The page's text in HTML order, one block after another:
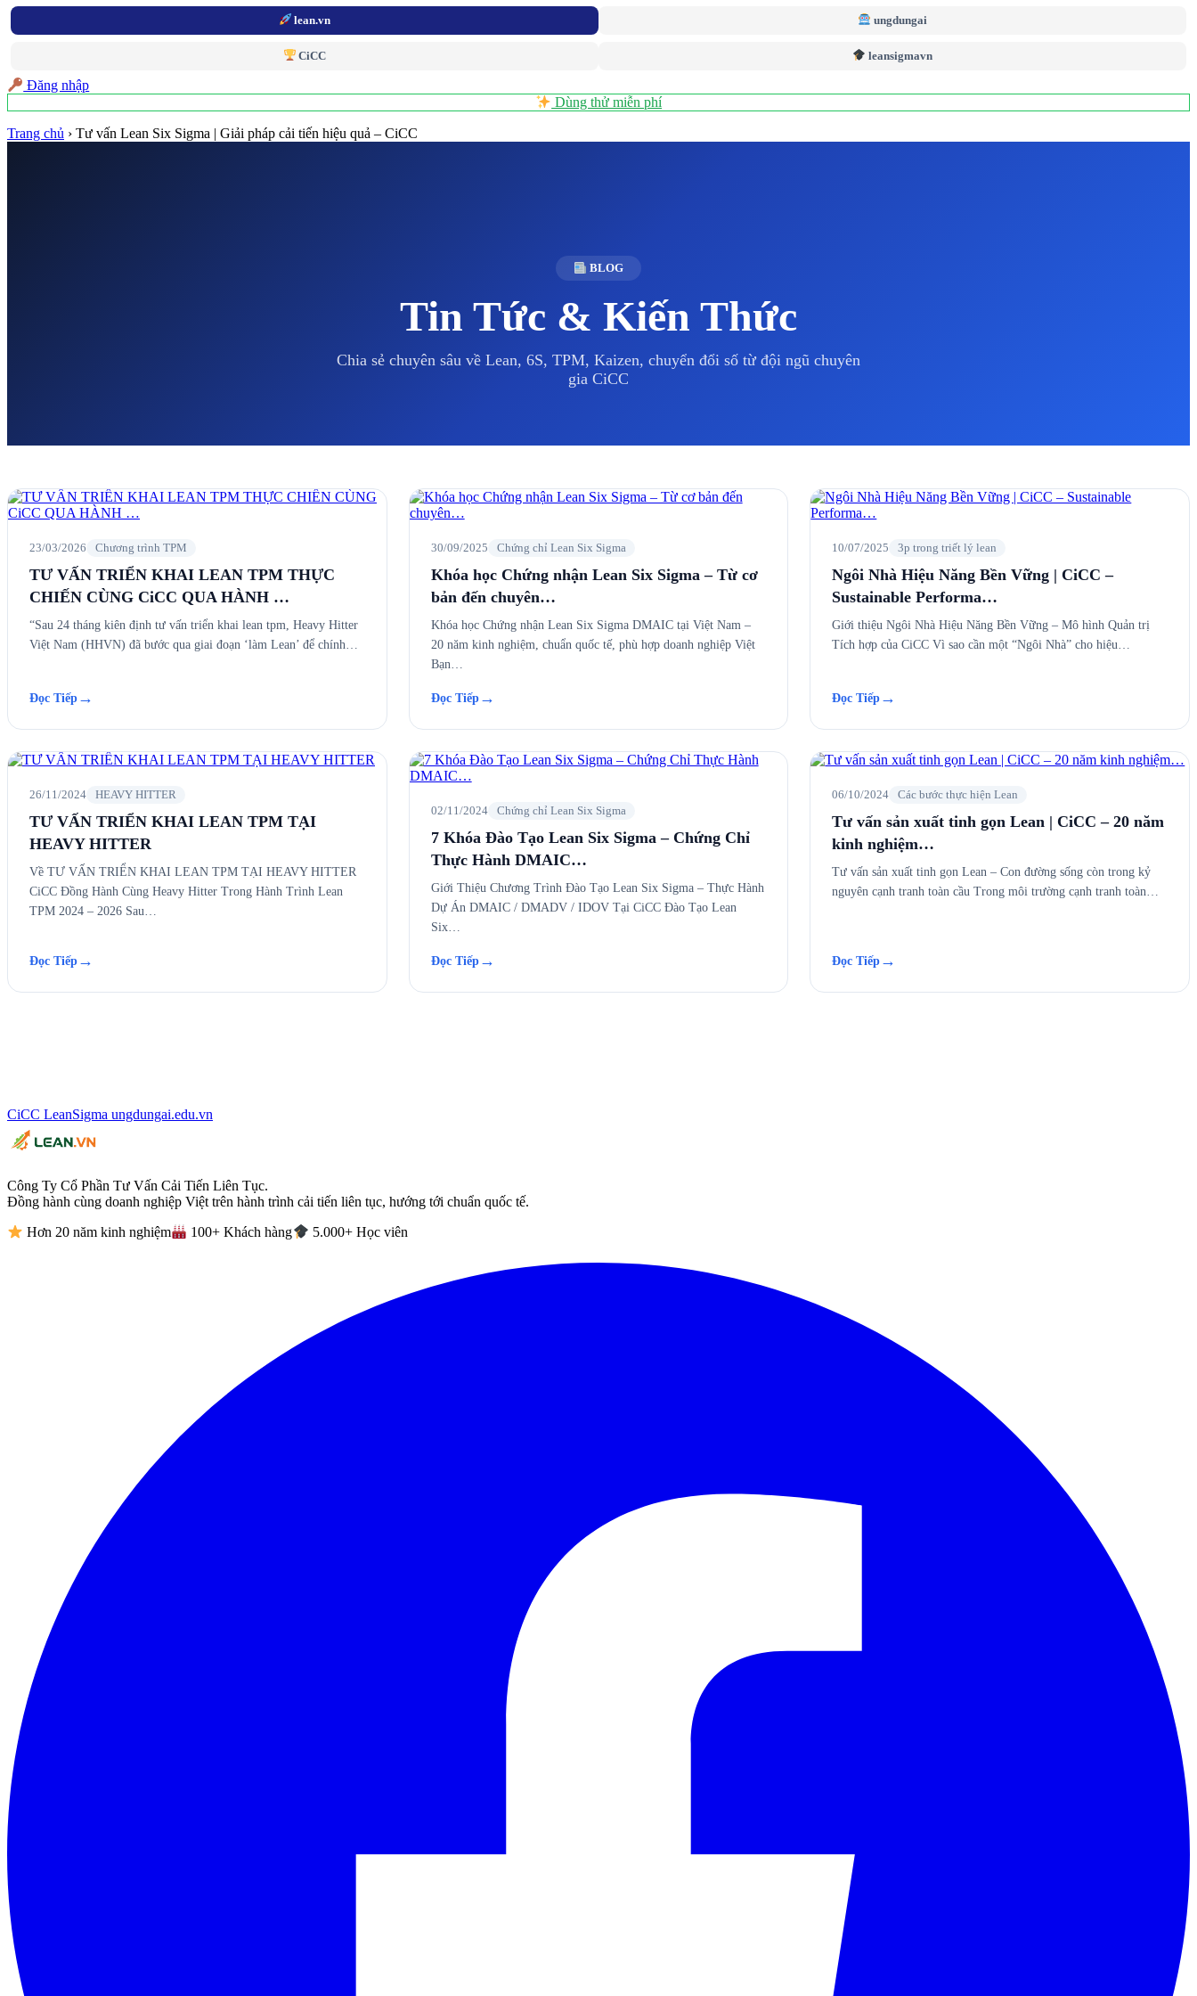
lean.vn ungdungai
CiCC leansigmavn
Đăng nhập
Dùng thử miễn phí
Trang chủ › Tư vấn Lean Six Sigma | Giải pháp cải tiến hiệu quả – CiCC
BLOG
Tin Tức & Kiến Thức
Chia sẻ chuyên sâu về Lean, 6S, TPM, Kaizen, chuyển đổi số từ đội ngũ chuyên
gia CiCC
23/03/2026 Chương trình TPM
TƯ VẤN TRIỂN KHAI LEAN TPM THỰC
CHIẾN CÙNG CiCC QUA HÀNH …
“Sau 24 tháng kiên định tư vấn triển khai lean tpm, Heavy Hitter
Việt Nam (HHVN) đã bước qua giai đoạn ‘làm Lean’ để chính…
Đọc Tiếp →
30/09/2025 Chứng chỉ Lean Six Sigma
Khóa học Chứng nhận Lean Six Sigma – Từ cơ
bản đến chuyên…
Khóa học Chứng nhận Lean Six Sigma DMAIC tại Việt Nam –
20 năm kinh nghiệm, chuẩn quốc tế, phù hợp doanh nghiệp Việt
Bạn…
Đọc Tiếp→
10/07/2025 3p trong triết lý lean
Ngôi Nhà Hiệu Năng Bền Vững | CiCC –
Sustainable Performa…
Giới thiệu Ngôi Nhà Hiệu Năng Bền Vững – Mô hình Quản trị
Tích hợp của CiCC Vì sao cần một “Ngôi Nhà” cho hiệu…
Đọc Tiếp →
26/11/2024 HEAVY HITTER
TƯ VẤN TRIỂN KHAI LEAN TPM TẠI
HEAVY HITTER
Về TƯ VẤN TRIỂN KHAI LEAN TPM TẠI HEAVY HITTER
CiCC Đồng Hành Cùng Heavy Hitter Trong Hành Trình Lean
TPM 2024 – 2026 Sau…
Đọc Tiếp →
02/11/2024 Chứng chỉ Lean Six Sigma
7 Khóa Đào Tạo Lean Six Sigma – Chứng Chỉ
Thực Hành DMAIC…
Giới Thiệu Chương Trình Đào Tạo Lean Six Sigma – Thực Hành
Dự Án DMAIC / DMADV / IDOV Tại CiCC Đào Tạo Lean
Six…
Đọc Tiếp→
06/10/2024 Các bước thực hiện Lean
Tư vấn sản xuất tinh gọn Lean | CiCC – 20 năm
kinh nghiệm…
Tư vấn sản xuất tinh gọn Lean – Con đường sống còn trong kỷ
nguyên cạnh tranh toàn cầu Trong môi trường cạnh tranh toàn…
Đọc Tiếp →
CiCC LeanSigma ungdungai.edu.vn
Công Ty Cổ Phần Tư Vấn Cải Tiến Liên Tục.
Đồng hành cùng doanh nghiệp Việt trên hành trình cải tiến liên tục, hướng tới chuẩn quốc tế.
Hơn 20 năm kinh nghiệm 100+ Khách hàng 5.000+ Học viên